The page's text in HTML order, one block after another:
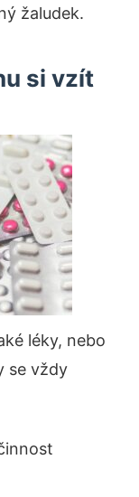
žaludek.
si vzít
léky, nebo
se vždy